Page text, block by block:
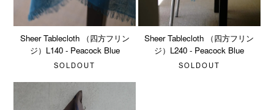
Sheer Tablecloth （四方フリン
ジ）L140 - Peacock Blue
SOLDOUT
Sheer Tablecloth （四方フリン
ジ）L240 - Peacock Blue
SOLDOUT